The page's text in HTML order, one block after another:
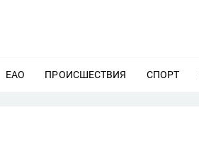
ЕЩЕ
ЕАО ЕЩЕ
ПРОИСШЕСТВИЯ ЕЩЕ
СПОРТ